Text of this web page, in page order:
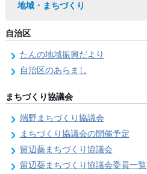
地域・まちづくり
自治区
たんの地域振興だより
自治区のあらまし
まちづくり協議会
端野まちづくり協議会
まちづくり協議会の開催予定
留辺蘂まちづくり協議会
留辺蘂まちづくり協議会委員一覧